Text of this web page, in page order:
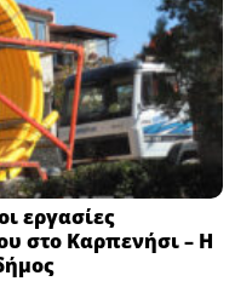
εργασίες
στο Καρπενήσι – Η